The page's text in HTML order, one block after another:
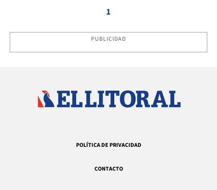
1
PUBLICIDAD
POLÍTICA DE PRIVACIDAD
CONTACTO